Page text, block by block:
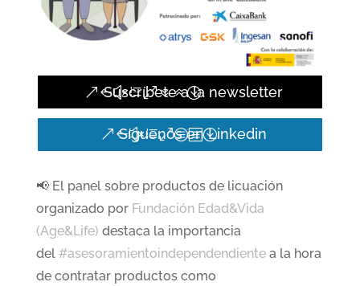
Suscríbete a la newsletter
Síguenos en Linkedin
📢 El panel sobre productos de licuación
organizado por Fundación Edad&Vida
(Age&Life) destaca la importancia
del #asesoramientoindependendientea la hora
de contratar productos como